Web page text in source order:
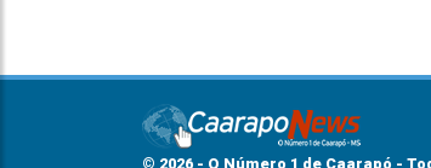
© 2026 - O Número 1 de Caarapó -